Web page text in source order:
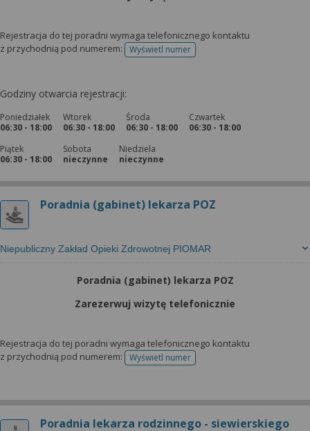
Rejestracja do tej poradni wymaga telefonicznego kontaktu
z przychodnią pod numerem:
Wyświetl numertelefonu do rejestracji
Godziny otwarcia rejestracji:
Poniedziałek
06:30 - 18:00
Wtorek
06:30 - 18:00
Środa
06:30 - 18:00
Czwartek
06:30 - 18:00
Piątek
06:30 - 18:00
Sobota
nieczynne
Niedziela
nieczynne
Poradnia (gabinet) lekarza POZ
Niepubliczny Zakład Opieki Zdrowotnej PIOMAR
Poradnia (gabinet) lekarza POZ
Zarezerwuj wizytę telefonicznie
Rejestracja do tej poradni wymaga telefonicznego kontaktu
z przychodnią pod numerem:
Wyświetl numertelefonu do rejestracji
Poradnia lekarza rodzinnego - siewierskiego